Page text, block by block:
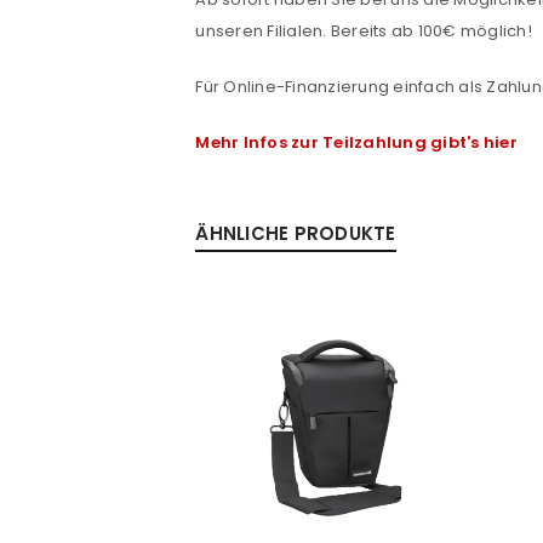
ANMELDEN
unseren Filialen. Bereits ab 100€ möglich!
Für Online-Finanzierung einfach als
Mehr Infos zur Teilzahlung gibt's hier
ÄHNLICHE PRODUKTE